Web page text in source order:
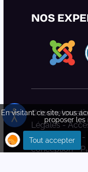
NOS
©
Légales-
partiellement
-
conception-
En visitant ce site, vous
proposer les
Tout accepter